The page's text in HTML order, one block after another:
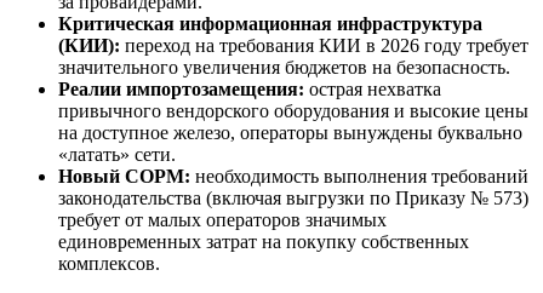
Критическая информационная инфраструктура
(КИИ): переход на требования КИИ в 2026 году требует
значительного увеличения бюджетов на безопасность.
Реалии импортозамещения: острая нехватка
привычного вендорского оборудования и высокие цены
на доступное железо, операторы вынуждены буквально
«латать» сети.
Новый СОРМ: необходимость выполнения требований
законодательства (включая выгрузки по Приказу № 573)
требует от малых операторов значимых
единовременных затрат на покупку собственных
комплексов.